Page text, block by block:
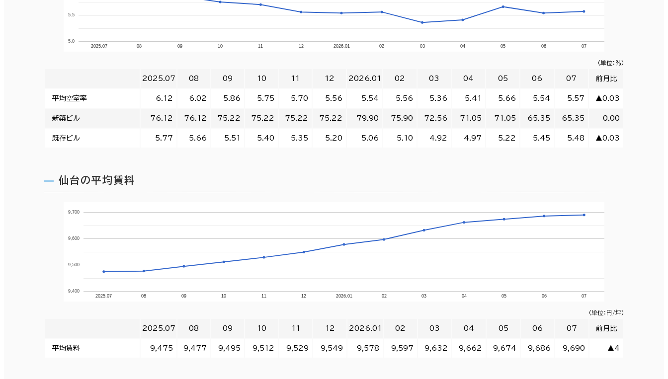
2025.07 08 09 10 11 12 2026.01 02 03 04 05 06 07
5.0
5.5
（単位：％）
2025.07 08 09 10 11 12 2026.01 02 03 04 05 06 07 前月比
平均空室率 6.12 6.02 5.86 5.75 5.70 5.56 5.54 5.56 5.36 5.41 5.66 5.54 5.57 ▲0.03
新築ビル 76.12 76.12 75.22 75.22 75.22 75.22 79.90 75.90 72.56 71.05 71.05 65.35 65.35 0.00
既存ビル 5.77 5.66 5.51 5.40 5.35 5.20 5.06 5.10 4.92 4.97 5.22 5.45 5.48 ▲0.03
仙台の平均賃料
2025.07 08 09 10 11 12 2026.01 02 03 04 05 06 07
9,400
9,500
9,600
9,700
（単位：円/坪）
2025.07 08 09 10 11 12 2026.01 02 03 04 05 06 07 前月比
平均賃料 9,475 9,477 9,495 9,512 9,529 9,549 9,578 9,597 9,632 9,662 9,674 9,686 9,690 ▲4